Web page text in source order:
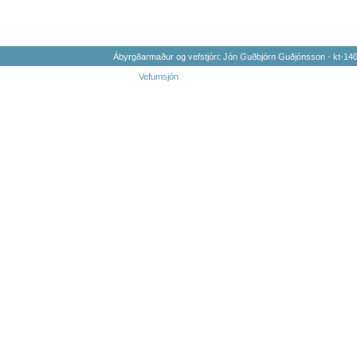
Ábyrgðarmaður og vefstjóri: Jón Guðbjörn Guðjónsson - kt-
Vefumsjón